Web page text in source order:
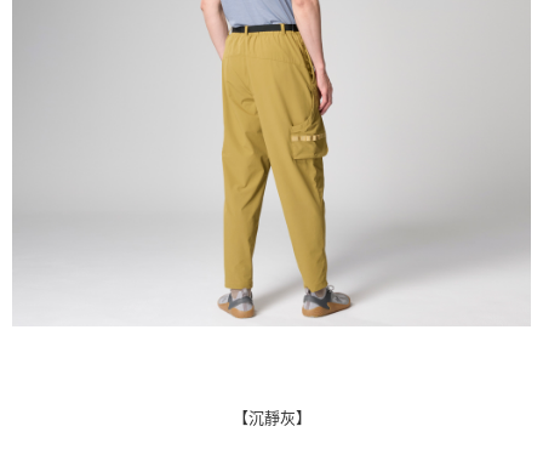
【沉靜灰】